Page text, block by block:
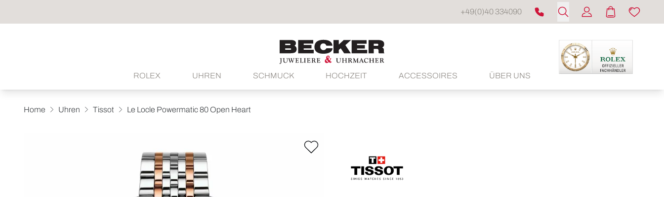
+49(0)40 334090
ROLEX UHREN SCHMUCK HOCHZEIT ACCESSOIRES ÜBER UNS
Home Uhren Tissot Le Locle Powermatic 80 Open Heart